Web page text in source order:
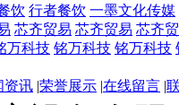
饮 行者餐饮 一墨文化传媒
芯齐贸易 芯齐贸易 芯齐
万科技 铭万科技 铭万科技
资讯 |荣誉展示 |在线留言 |